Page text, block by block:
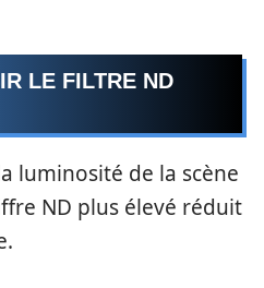
LE FILTRE ND
luminosité de la scène
ND plus élevé réduit